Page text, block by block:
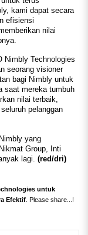
kami dapat secara
efisiensi
nilai
Nimbly Technologies
seorang visioner
bagi Nimbly untuk
saat mereka tumbuh
nilai terbaik,
pelanggan
yang
Group, Inti
lagi. (red/dri)
untuk
Efektif . Please share...!